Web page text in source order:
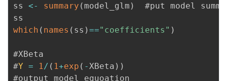
ss <- summary ( model_glm )
#put model
which ( names ( ss )=="coefficients" )
#XBeta
#Y = 1 / ( 1+exp ( - XBeta ) )